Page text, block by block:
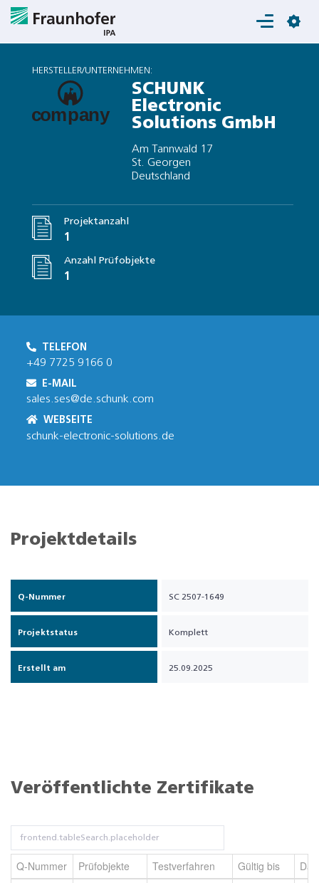
Login
HERSTELLER/UNTERNEHMEN:
SCHUNK
Electronic
Solutions GmbH
Am Tannwald 17
St. Georgen
Deutschland
Projektanzahl
1
Anzahl Prüfobjekte
1
TELEFON
+49 7725 9166 0
E-MAIL
sales.ses@de.schunk.com
WEBSEITE
schunk-electronic-solutions.de
Projektdetails
Q-Nummer SC 2507-1649
Projektstatus Komplett
Erstellt am 25.09.2025
Veröffentlichte Zertifikate
Q-Nummer Prüfobjekte Testverfahren Gültig bis